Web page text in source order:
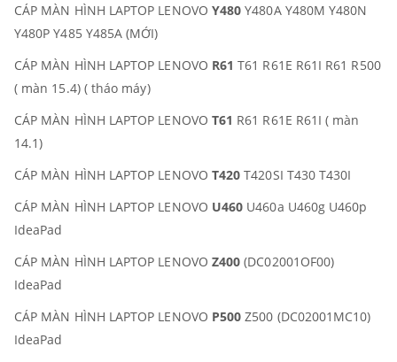
CÁP MÀN HÌNH LAPTOP LENOVO Y480 Y480A Y480M Y480N
Y480P Y485 Y485A (MỚI)
CÁP MÀN HÌNH LAPTOP LENOVO R61 T61 R61E R61I R61 R500
( màn 15.4) ( tháo máy)
CÁP MÀN HÌNH LAPTOP LENOVO T61 R61 R61E R61I ( màn
14.1)
CÁP MÀN HÌNH LAPTOP LENOVO T420 T420SI T430 T430I
CÁP MÀN HÌNH LAPTOP LENOVO U460 U460a U460g U460p
IdeaPad
CÁP MÀN HÌNH LAPTOP LENOVO Z400 (DC02001OF00)
IdeaPad
CÁP MÀN HÌNH LAPTOP LENOVO P500 Z500 (DC02001MC10)
IdeaPad